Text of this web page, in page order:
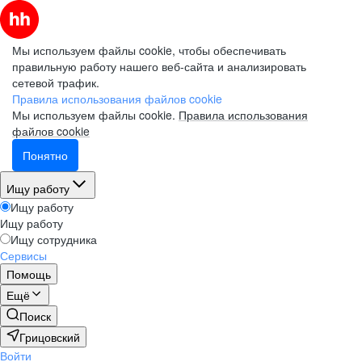
Мы используем файлы cookie, чтобы обеспечивать
правильную работу нашего веб-сайта и анализировать
сетевой трафик.
Правила использования файлов cookie
Мы используем файлы cookie. Правила использования
файлов cookie
Понятно
Ищу работу
Ищу работу
Ищу работу
Ищу сотрудника
Сервисы
Помощь
Ещё
Поиск
Грицовский
Войти